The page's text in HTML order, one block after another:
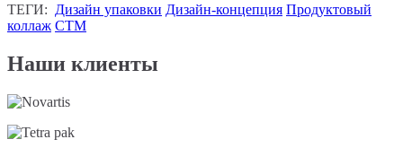
ТЕГИ: Дизайн упаковки Дизайн-концепция Продуктовый
коллаж СТМ
Наши клиенты